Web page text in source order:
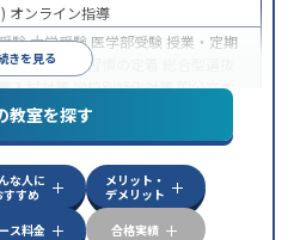
きを見る
オンライン指導
験大学受験 医学部受験 授業・定期
申点対策 学習習慣の定着
入試対策学校別特化対策国公立大
共通テスト対策
英語・英会話特化
対応授業の振替可能 不登校生に対
応 1科目から受講可能季節講習の
室あり
教室を探す
な人に
すすめ
メリット・
デメリット
ス料金 合格実績